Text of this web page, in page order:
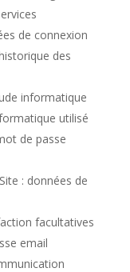
de connexion
des
informatique
utilisé
de passe
: données de
facultatives
email